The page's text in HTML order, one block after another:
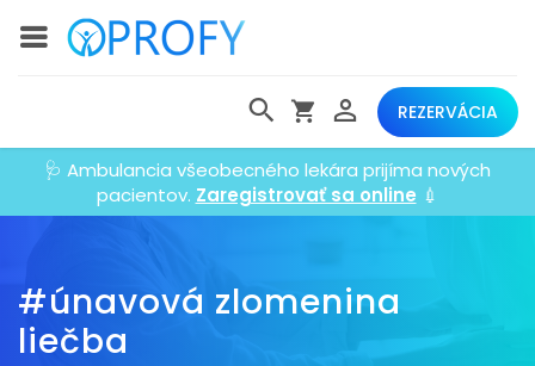
REZERVÁCIA
🩺 Ambulancia všeobecného lekára prijíma nových
pacientov. Zaregistrovať sa online 💉
#únavová zlomenina
liečba